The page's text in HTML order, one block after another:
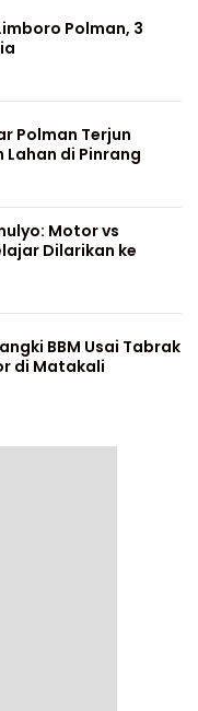
Polman, 3
Polman Terjun
di Pinrang
Motor vs
Dilarikan ke
BBM Usai Tabrak
di Matakali